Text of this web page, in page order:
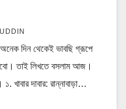
দিন থেকেই ভাবছি গ্রূপে
তাই লিখতে বসলাম আজ।
খাবার দাবার: রান্নাবাড়া…